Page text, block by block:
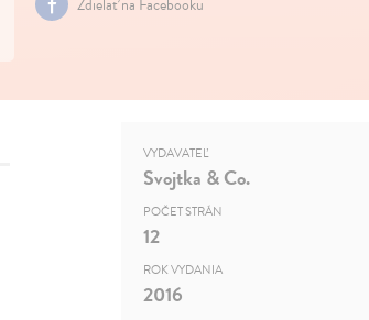
Zdielať na Facebooku
VYDAVATEĽ
Svojtka & Co.
POČET STRÁN
12
ROK VYDANIA
2016